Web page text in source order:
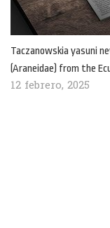
Taczanowskia yasuni
(Araneidae) from the
12 febrero, 2025